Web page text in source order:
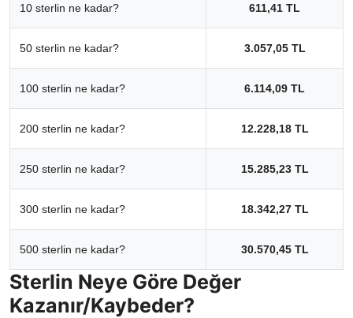
10 sterlin ne kadar? 611,41 TL
50 sterlin ne kadar? 3.057,05 TL
100 sterlin ne kadar? 6.114,09 TL
200 sterlin ne kadar? 12.228,18 TL
250 sterlin ne kadar? 15.285,23 TL
300 sterlin ne kadar? 18.342,27 TL
500 sterlin ne kadar? 30.570,45 TL
Sterlin Neye Göre Değer
Kazanır/Kaybeder?